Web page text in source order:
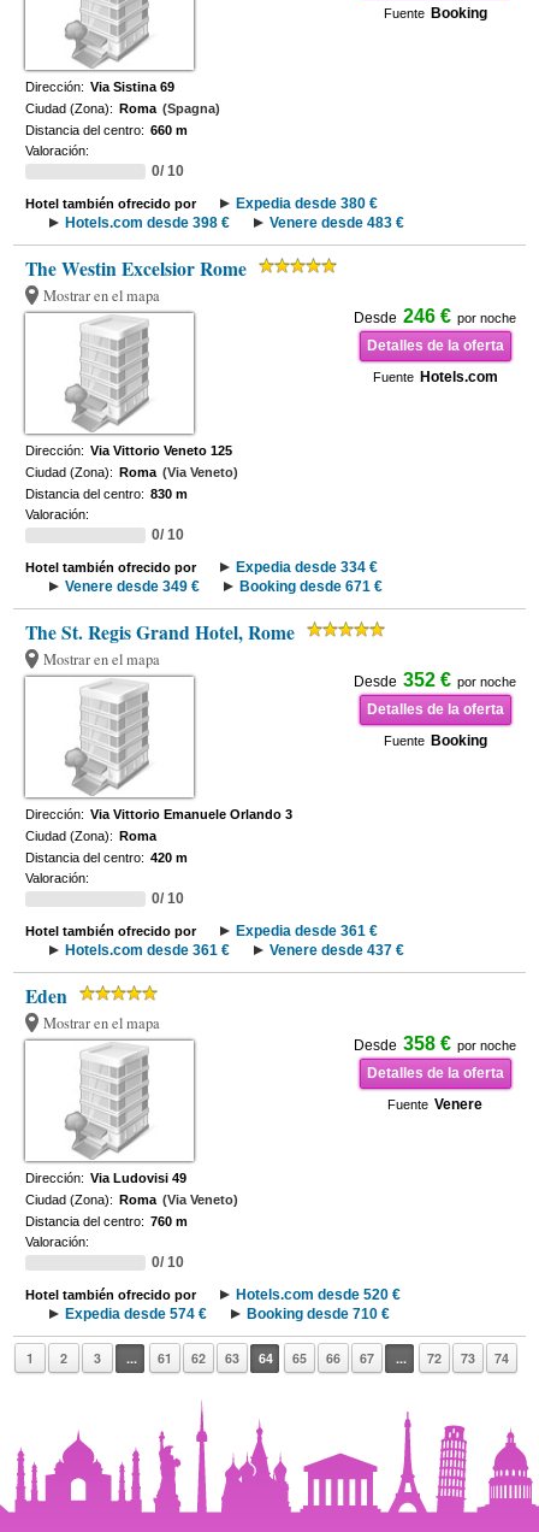
Fuente Booking
Dirección: Via Sistina 69
Ciudad (Zona): Roma (Spagna)
Distancia del centro: 660 m
Valoración:
0/ 10
Hotel también ofrecido por
Expedia desde 380 €
Hotels.com desde 398 €
Venere desde 483 €
The Westin Excelsior Rome
Mostrar en el mapa
Desde 246 € por noche
Detalles de la oferta
Fuente Hotels.com
Dirección: Via Vittorio Veneto 125
Ciudad (Zona): Roma (Via Veneto)
Distancia del centro: 830 m
Valoración:
0/ 10
Hotel también ofrecido por
Expedia desde 334 €
Venere desde 349 €
Booking desde 671 €
The St. Regis Grand Hotel, Rome
Mostrar en el mapa
Desde 352 € por noche
Detalles de la oferta
Fuente Booking
Dirección: Via Vittorio Emanuele Orlando 3
Ciudad (Zona): Roma
Distancia del centro: 420 m
Valoración:
0/ 10
Hotel también ofrecido por
Expedia desde 361 €
Hotels.com desde 361 €
Venere desde 437 €
Eden
Mostrar en el mapa
Desde 358 € por noche
Detalles de la oferta
Fuente Venere
Dirección: Via Ludovisi 49
Ciudad (Zona): Roma (Via Veneto)
Distancia del centro: 760 m
Valoración:
0/ 10
Hotel también ofrecido por
Hotels.com desde 520 €
Expedia desde 574 €
Booking desde 710 €
1 2 3 ... 61 62 63 64 65 66 67 ... 72 73 74